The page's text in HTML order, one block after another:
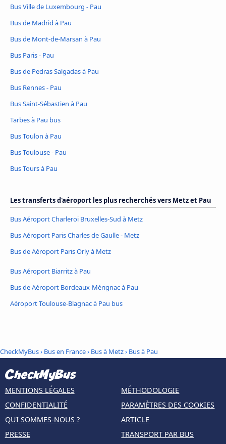
Bus Ville de Luxembourg - Pau
Bus de Madrid à Pau
Bus de Mont-de-Marsan à Pau
Bus Paris - Pau
Bus de Pedras Salgadas à Pau
Bus Rennes - Pau
Bus Saint-Sébastien à Pau
Tarbes à Pau bus
Bus Toulon à Pau
Bus Toulouse - Pau
Bus Tours à Pau
Les transferts d'aéroport les plus recherchés vers Metz et Pau
Bus Aéroport Charleroi Bruxelles-Sud à Metz
Bus Aéroport Paris Charles de Gaulle - Metz
Bus de Aéroport Paris Orly à Metz
Bus Aéroport Biarritz à Pau
Bus de Aéroport Bordeaux-Mérignac à Pau
Aéroport Toulouse-Blagnac à Pau bus
CheckMyBus› Bus en France› Bus à Metz› Bus à Pau
MENTIONS LÉGALES
CONFIDENTIALITÉ
QUI SOMMES-NOUS ?
PRESSE
MÉTHODOLOGIE
PARAMÈTRES DES COOKIES
ARTICLE
TRANSPORT PAR BUS